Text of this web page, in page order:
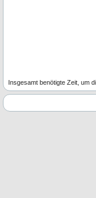
Insgesamt benötigte Zeit, um